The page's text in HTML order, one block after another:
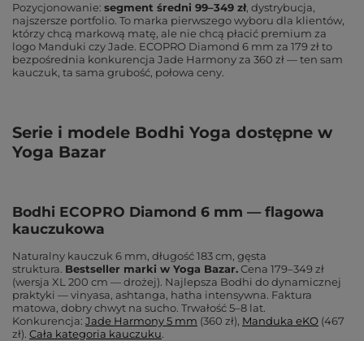
Pozycjonowanie: segment średni 99–349 zł, dystrybucja,
najszersze portfolio. To marka pierwszego wyboru dla klientów,
którzy chcą markową matę, ale nie chcą płacić premium za
logo Manduki czy Jade. ECOPRO Diamond 6 mm za 179 zł to
bezpośrednia konkurencja Jade Harmony za 360 zł — ten sam
kauczuk, ta sama grubość, połowa ceny.
Serie i modele Bodhi Yoga dostępne w
Yoga Bazar
Bodhi ECOPRO Diamond 6 mm — flagowa
kauczukowa
Naturalny kauczuk 6 mm, długość 183 cm, gęsta
struktura. Bestseller marki w Yoga Bazar.Cena 179–349 zł
(wersja XL 200 cm — drożej). Najlepsza Bodhi do dynamicznej
praktyki — vinyasa, ashtanga, hatha intensywna. Faktura
matowa, dobry chwyt na sucho. Trwałość 5–8 lat.
Konkurencja: Jade Harmony 5 mm (360 zł), Manduka eKO (467
zł). Cała kategoria kauczuku.